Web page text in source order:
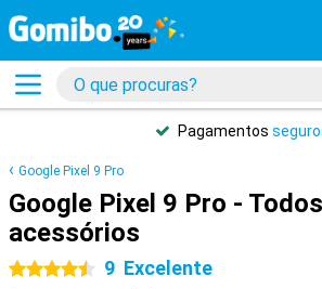
Pagamentos
Google Pixel 9 Pro
Google Pixel 9 Pro -
acessórios
4.5 estrelas 9 Excelente